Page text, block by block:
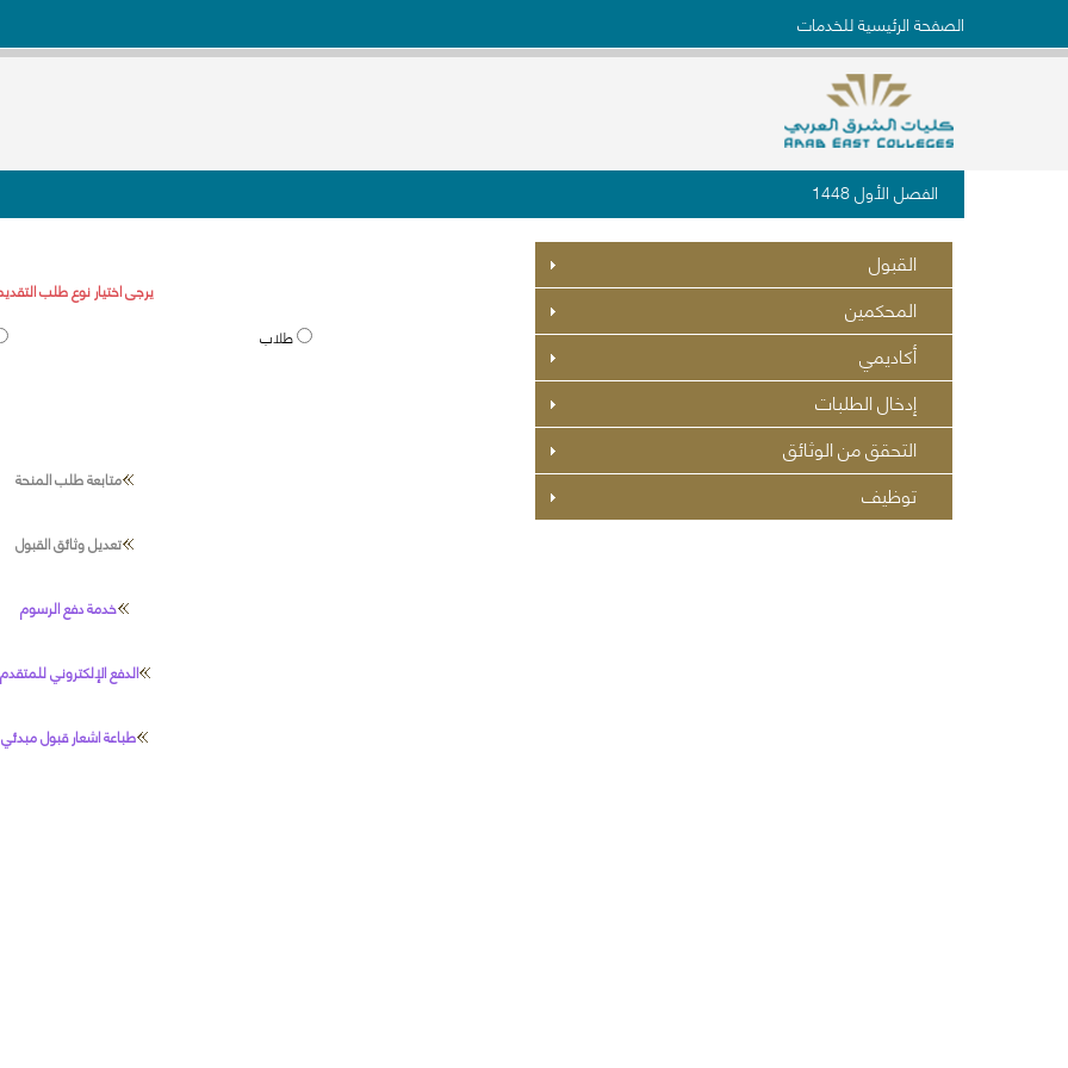
الصفحة الرئيسية للخدمات
الفصل الأول 1448
القبول
المحكمين
أكاديمي
إدخال الطلبات
التحقق من الوثائق
توظيف
يرجى اختيار نوع طلب
طلاب
متابعة طلب المنحة
تعديل وثائق القبول
خدمة دفع الرسوم
الدفع الإلكتروني للمتقدم
طباعة اشعار قبول مبدئي